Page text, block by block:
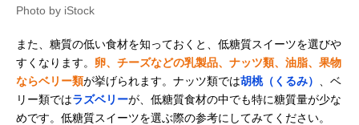
Photo by iStock
また、糖質の低い食材を知っておくと、低糖質スイーツを選びや
すくなります。 卵、チーズなどの乳製品、ナッツ類、油脂、果物
ならベリー類が挙げられます。ナッツ類では胡桃（くるみ）
、ベ
リー類ではラズベリーが、低糖質食材の中でも特に糖質量が少な
めです。低糖質スイーツを選ぶ際の参考にしてみてください。